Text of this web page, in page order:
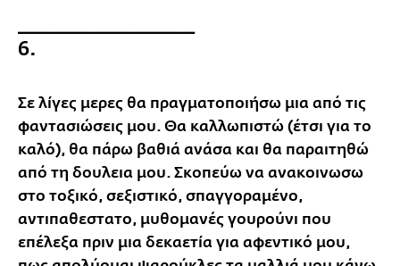
6.
Σε λίγες μερες θα πραγματοποιήσω μια από τις
φαντασιώσεις μου. Θα καλλωπιστώ (έτσι για το
καλό), θα πάρω βαθιά ανάσα και θα παραιτηθώ
από τη δουλεια μου. Σκοπεύω να ανακοινωσω
στο τοξικό, σεξιστικό, σπαγγοραμένο,
αντιπαθεστατο, μυθομανές γουρούνι που
επέλεξα πριν μια δεκαετία για αφεντικό μου,